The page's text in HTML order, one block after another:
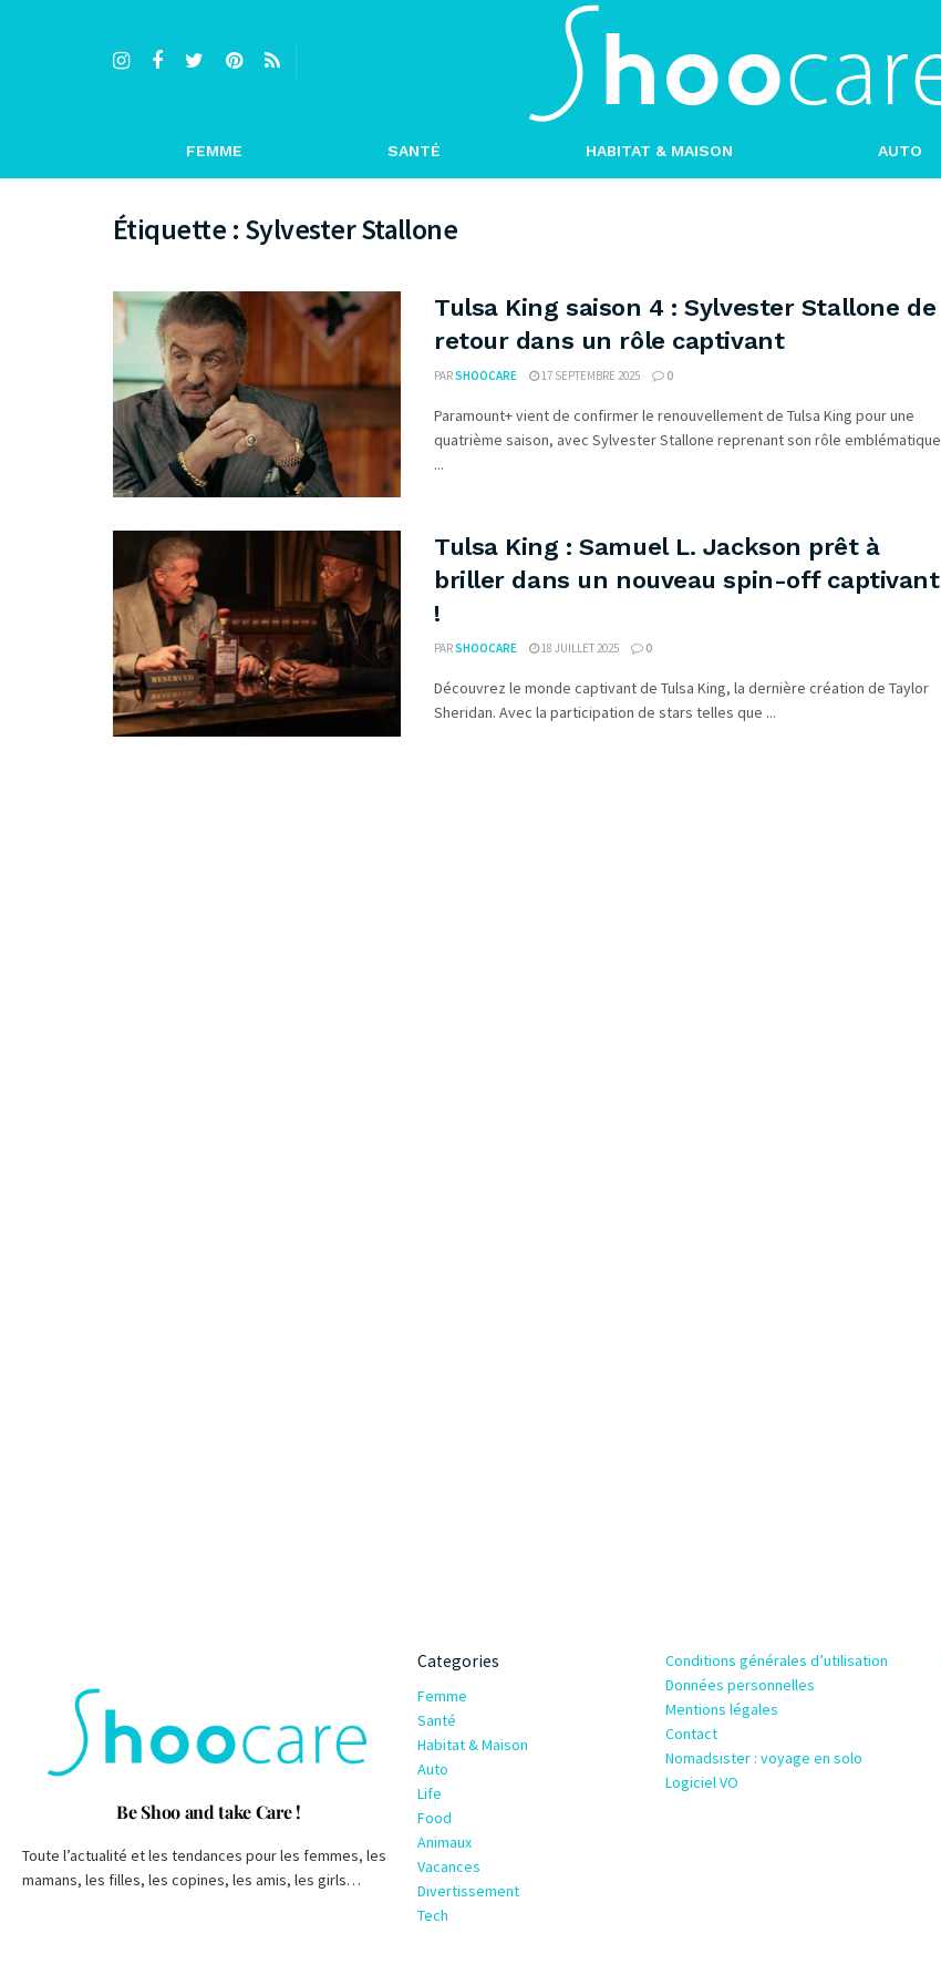
FEMME SANTÉ HABITAT & MAISON AUTO
Étiquette : Sylvester Stallone
Tulsa King saison 4 : Sylvester Stallone de
retour dans un rôle captivant
PARSHOOCARE 17 SEPTEMBRE 2025 0
Paramount+ vient de confirmer le renouvellement de Tulsa King pour une
quatrième saison, avec Sylvester Stallone reprenant son rôle emblématique
...
Tulsa King : Samuel L. Jackson prêt à
briller dans un nouveau spin-off captivant
!
PARSHOOCARE 18 JUILLET 2025 0
Découvrez le monde captivant de Tulsa King, la dernière création de Taylor
Sheridan. Avec la participation de stars telles que ...
Be Shoo and take Care !
Toute l’actualité et les tendances pour les femmes, les
mamans, les filles, les copines, les amis, les girls…
Categories
Femme
Santé
Habitat & Maison
Auto
Life
Food
Animaux
Vacances
Divertissement
Tech
Conditions générales d’utilisation
Données personnelles
Mentions légales
Contact
Nomadsister : voyage en solo
Logiciel VO